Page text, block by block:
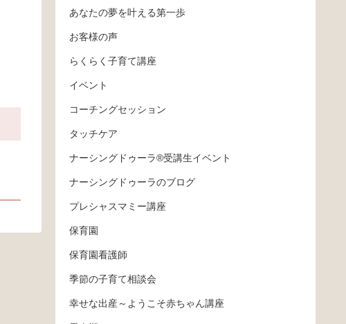
あなたの夢を叶える第一歩
お客様の声
らくらく子育て講座
イベント
コーチングセッション
タッチケア
ナーシングドゥーラ®受講生イベント
ナーシングドゥーラのブログ
プレシャスマミー講座
保育園
保育園看護師
季節の子育て相談会
幸せな出産～ようこそ赤ちゃん講座